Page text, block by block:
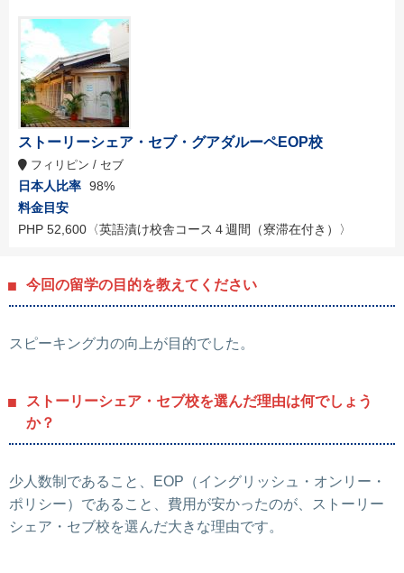
ストーリーシェア・セブ・グアダルーペEOP校
フィリピン / セブ
日本人比率 98%
料金目安
PHP 52,600 〈英語漬け校舎コース４週間（寮滞在付き）〉
今回の留学の目的を教えてください
スピーキング力の向上が目的でした。
ストーリーシェア・セブ校を選んだ理由は何でしょう
か？
少人数制であること、EOP（イングリッシュ・オンリー・
ポリシー）であること、費用が安かったのが、ストーリー
シェア・セブ校を選んだ大きな理由です。